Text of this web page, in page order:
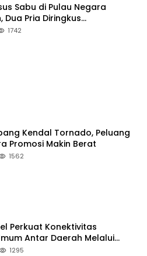
Sabu di Pulau Negara
Dua Pria Diringkus
HSS
1742
Kendal Tornado, Peluang
Promosi Makin Berat
1562
Perkuat Konektivitas
Antar Daerah Melalui
1295